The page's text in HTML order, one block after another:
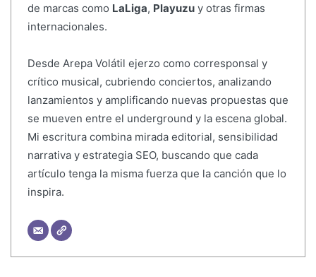
de marcas como LaLiga, Playuzuy otras firmas
internacionales.
Desde Arepa Volátil ejerzo como corresponsal y
crítico musical, cubriendo conciertos, analizando
lanzamientos y amplificando nuevas propuestas que
se mueven entre el underground y la escena global.
Mi escritura combina mirada editorial, sensibilidad
narrativa y estrategia SEO, buscando que cada
artículo tenga la misma fuerza que la canción que lo
inspira.